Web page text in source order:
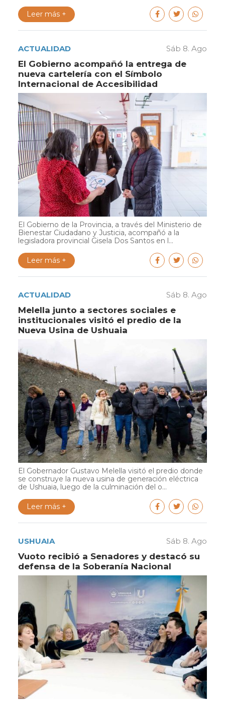
Leer más +
ACTUALIDAD Sáb 8. Ago
El Gobierno acompañó la entrega de
nueva cartelería con el Símbolo
Internacional de Accesibilidad
El Gobierno de la Provincia, a través del Ministerio de
Bienestar Ciudadano y Justicia, acompañó a la
legisladora provincial Gisela Dos Santos en l...
Leer más +
ACTUALIDAD Sáb 8. Ago
Melella junto a sectores sociales e
institucionales visitó el predio de la
Nueva Usina de Ushuaia
El Gobernador Gustavo Melella visitó el predio donde
se construye la nueva usina de generación eléctrica
de Ushuaia, luego de la culminación del o...
Leer más +
USHUAIA Sáb 8. Ago
Vuoto recibió a Senadores y destacó su
defensa de la Soberanía Nacional